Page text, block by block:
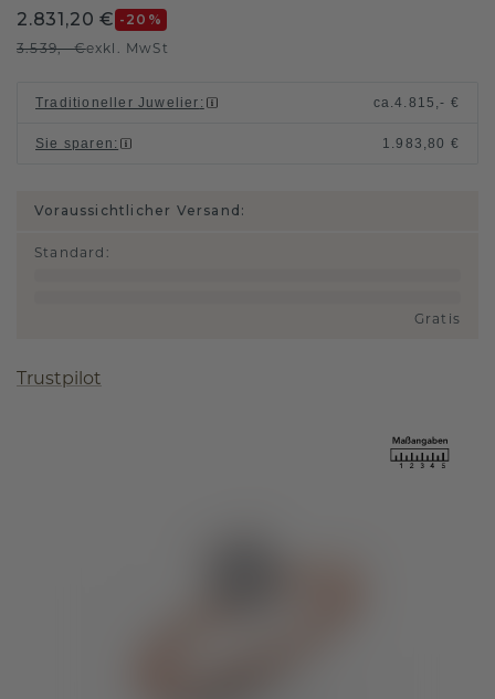
2.831,20 € -20 %
3.539,- €exkl. MwSt
Traditioneller Juwelier : ca.4.815,- €
Sie sparen : 1.983,80 €
Voraussichtlicher Versand:
Standard :
Gratis
Trustpilot